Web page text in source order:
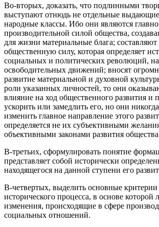
Во-вторых, доказать, что подлинными
выступают отнюдь не отдельные
народные классы. Ибо они являются
производительной силой общества,
для жизни материальные блага;
общественную силу, которая определяет
социальных и политических революций,
освободительных движений; вносят
развитие материальной и духовной
роли указанных личностей, то они
влияние на ход общественного развития и
ускорить или замедлить его, но они
изменить главное направление этого
определяется не их субъективными
объективными законами развития
В-третьих, сформулировать понятие
представляет собой исторически
находящегося на данной ступени его
В-четвертых, выделить основные
исторического процесса, в основе которой
изменения, происходящие в сфере
социальных отношений.